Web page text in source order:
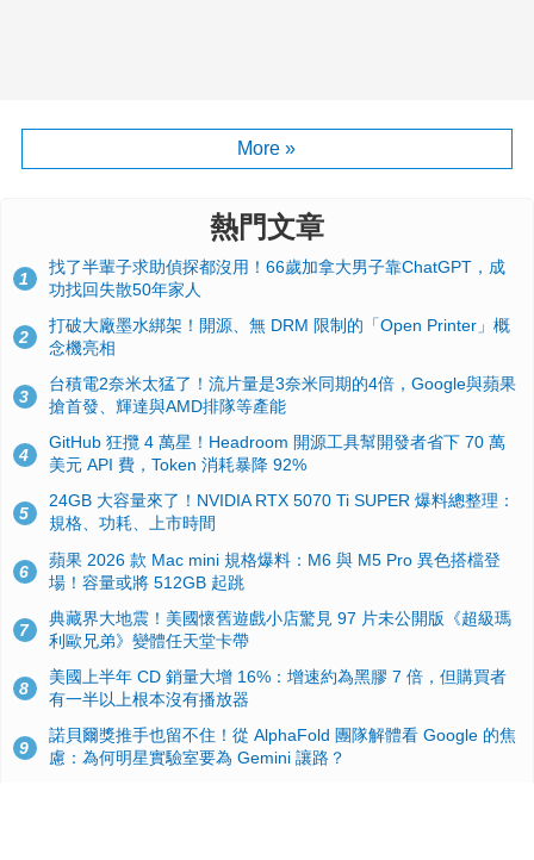
More »
熱門文章
1
找了半輩子求助偵探都沒用！66歲加拿大男子靠ChatGPT，成
功找回失散50年家人
2
打破大廠墨水綁架！開源、無 DRM 限制的「Open Printer」概
念機亮相
3
台積電2奈米太猛了！流片量是3奈米同期的4倍，Google與蘋果
搶首發、輝達與AMD排隊等產能
4
GitHub 狂攬 4 萬星！Headroom 開源工具幫開發者省下 70 萬
美元 API 費，Token 消耗暴降 92%
5
24GB 大容量來了！NVIDIA RTX 5070 Ti SUPER 爆料總整理：
規格、功耗、上市時間
6
蘋果 2026 款 Mac mini 規格爆料：M6 與 M5 Pro 異色搭檔登
場！容量或將 512GB 起跳
7
典藏界大地震！美國懷舊遊戲小店驚見 97 片未公開版《超級瑪
利歐兄弟》變體任天堂卡帶
8
美國上半年 CD 銷量大增 16%：增速約為黑膠 7 倍，但購買者
有一半以上根本沒有播放器
9
諾貝爾獎推手也留不住！從 AlphaFold 團隊解體看 Google 的焦
慮：為何明星實驗室要為 Gemini 讓路？